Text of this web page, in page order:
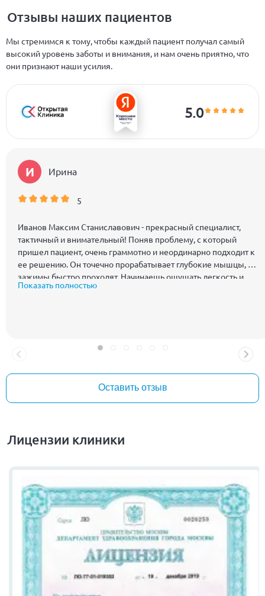
Отзывы наших пациентов
Мы стремимся к тому, чтобы каждый пациент получал самый
высокий уровень заботы и внимания, и нам очень приятно, что
они признают наши усилия.
5.0
И Ирина
5
Иванов Максим Станиславович - прекрасный специалист,
тактичный и внимательный! Поняв проблему, с который
пришел пациент, очень граммотно и неординарно подходит к
ее решению. Он точечно прорабатывает глубокие мышцы, и
зажимы быстро проходят. Начинаешь ощущать легкость и
подвижность. Специалист от Бога, который действительно
Показать полностью
Оставить отзыв
Лицензии клиники